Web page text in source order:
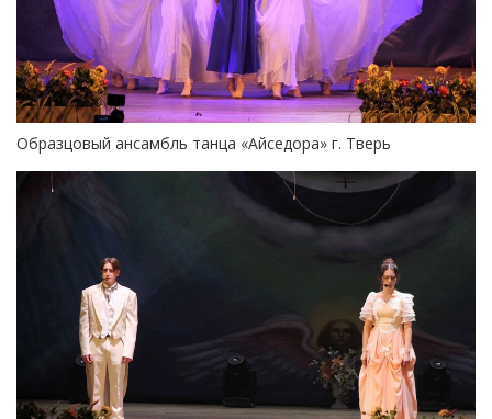
Образцовый ансамбль танца «Айседора» г. Тверь